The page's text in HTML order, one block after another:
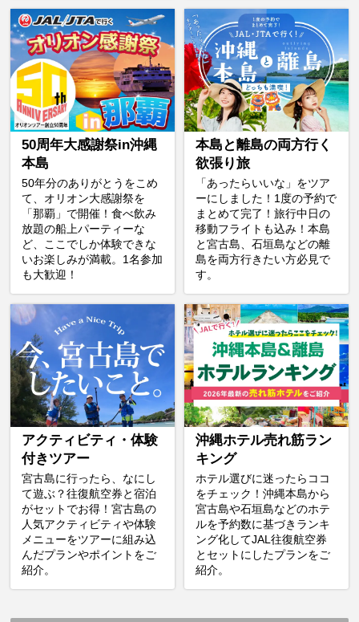
50周年大感謝祭in沖縄
本島
50年分のありがとうをこめ
て、オリオン大感謝祭を
「那覇」で開催！食べ飲み
放題の船上パーティーな
ど、ここでしか体験できな
いお楽しみが満載。1名参加
も大歓迎！
本島と離島の両方行く
欲張り旅
「あったらいいな」をツア
ーにしました！1度の予約で
まとめて完了！旅行中日の
移動フライトも込み！本島
と宮古島、石垣島などの離
島を両方行きたい方必見で
す。
アクティビティ・体験
付きツアー
宮古島に行ったら、なにし
て遊ぶ？往復航空券と宿泊
がセットでお得！宮古島の
人気アクティビティや体験
メニューをツアーに組み込
んだプランやポイントをご
紹介。
沖縄ホテル売れ筋ラン
キング
ホテル選びに迷ったらココ
をチェック！沖縄本島から
宮古島や石垣島などのホテ
ルを予約数に基づきランキ
ング化してJAL往復航空券
とセットにしたプランをご
紹介。